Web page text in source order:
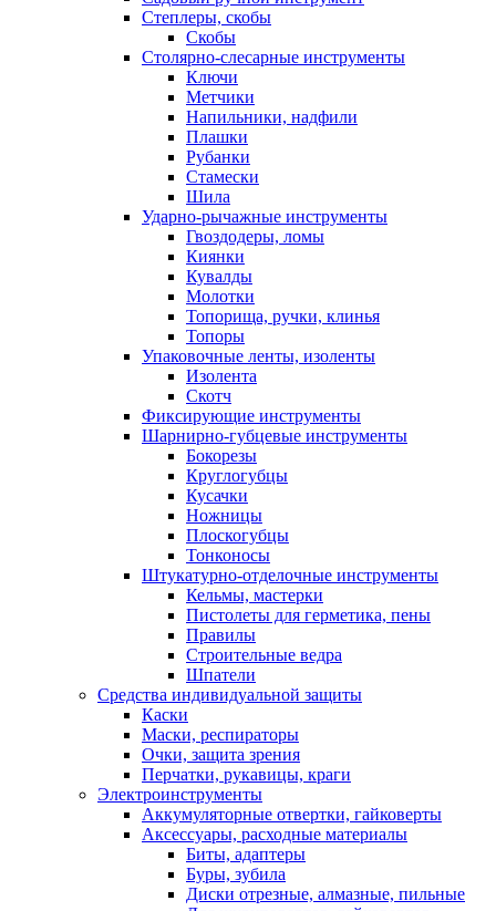
Степлеры, скобы
Скобы
Столярно-слесарные инструменты
Ключи
Метчики
Напильники, надфили
Плашки
Рубанки
Стамески
Шила
Ударно-рычажные инструменты
Гвоздодеры, ломы
Киянки
Кувалды
Молотки
Топорища, ручки, клинья
Топоры
Упаковочные ленты, изоленты
Изолента
Скотч
Фиксирующие инструменты
Шарнирно-губцевые инструменты
Бокорезы
Круглогубцы
Кусачки
Ножницы
Плоскогубцы
Тонконосы
Штукатурно-отделочные инструменты
Кельмы, мастерки
Пистолеты для герметика, пены
Правилы
Строительные ведра
Шпатели
Средства индивидуальной защиты
Каски
Маски, респираторы
Очки, защита зрения
Перчатки, рукавицы, краги
Электроинструменты
Аккумуляторные отвертки, гайковерты
Аксессуары, расходные материалы
Биты, адаптеры
Буры, зубила
Диски отрезные, алмазные, пильные